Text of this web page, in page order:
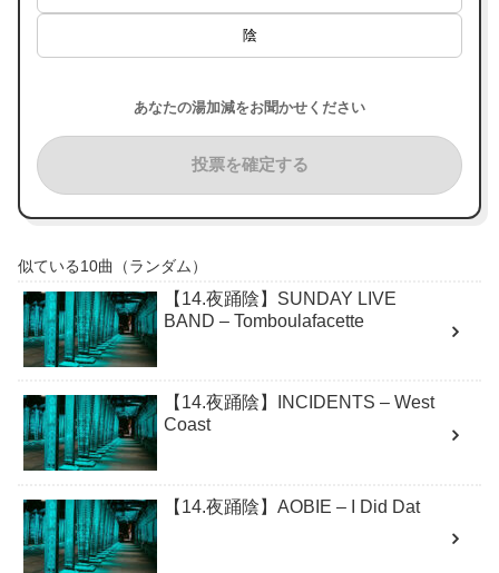
陰
あなたの湯加減をお聞かせください
投票を確定する
似ている10曲（ランダム）
【14.夜踊陰】SUNDAY LIVE
BAND – Tomboulafacette
【14.夜踊陰】INCIDENTS – West
Coast
【14.夜踊陰】AOBIE – I Did Dat